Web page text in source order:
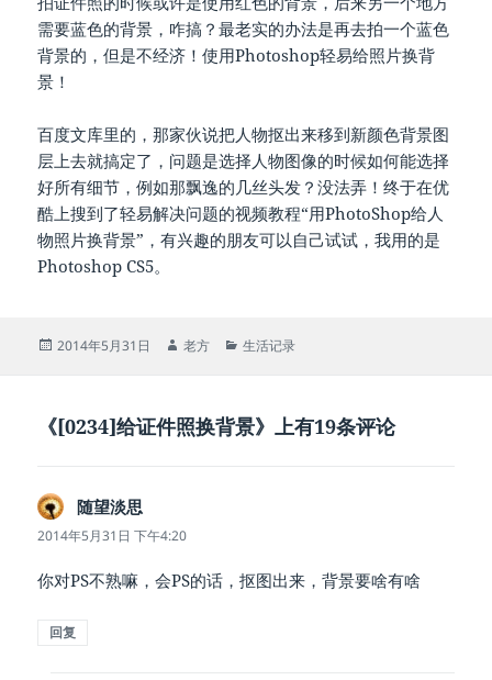
需要蓝色的背景，咋搞？最老实的办法是再去拍一个蓝色
背景的，但是不经济！使用Photoshop轻易给照片换背
景！
百度文库里的，那家伙说把人物抠出来移到新颜色背景图
层上去就搞定了，问题是选择人物图像的时候如何能选择
好所有细节，例如那飘逸的几丝头发？没法弄！终于在优
酷上搜到了轻易解决问题的视频教程“用PhotoShop给人
物照片换背景”，有兴趣的朋友可以自己试试，我用的是
Photoshop CS5。
发
2014年5月31日
作
老方
分
生活记录
《[0234]给证件照换背景》上有19条评论
随望淡思
道：
2014年5月31日 下午4:20
你对PS不熟嘛，会PS的话，抠图出来，背景要啥有啥
回复